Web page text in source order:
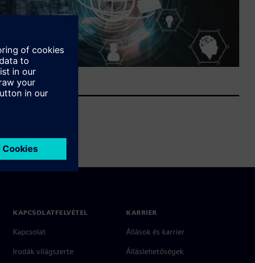
KAPCSOLATFELVÉTEL
Kapcsolat
Irodák világszerte
KARRIER
Állások és karrier
Álláslehetőségek